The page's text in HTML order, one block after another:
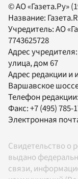
© АО «Газета.Ру»
Название:
Учредитель:АО
7743625728
Адрес
улица, дом 67
Адрес редакции и
Варшавское
Телефон редакции:
Факс:+7 (495) 785-
Электронная
Свидетельство о
выдано
связи,